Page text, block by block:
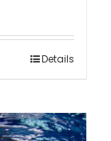
Details